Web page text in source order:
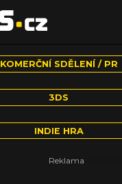
KOMERČNÍ SDĚLENÍ / PR
3DS
INDIE HRA